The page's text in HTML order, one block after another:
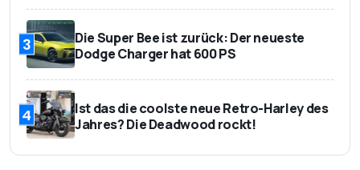
3
Die Super Bee ist zurück: Der neueste
Dodge Charger hat 600 PS
4
Ist das die coolste neue Retro-Harley des
Jahres? Die Deadwood rockt!